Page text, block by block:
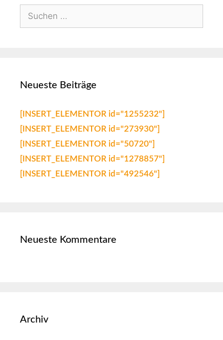
Neueste Beiträge
[INSERT_ELEMENTOR id="1255232"]
[INSERT_ELEMENTOR id="273930"]
[INSERT_ELEMENTOR id="50720"]
[INSERT_ELEMENTOR id="1278857"]
[INSERT_ELEMENTOR id="492546"]
Neueste Kommentare
Archiv